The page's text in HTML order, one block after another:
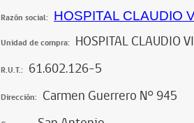
Razón social: HOSPITAL CLAUDIO
Unidad de compra: HOSPITAL CLAUDIO
R.U.T.: 61.602.126-5
Dirección: Carmen Guerrero N° 945